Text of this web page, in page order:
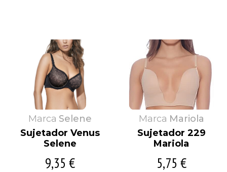
Marca Selene
Sujetador Venus
Selene
9,35 €
Marca Mariola
Sujetador 229
Mariola
5,75 €